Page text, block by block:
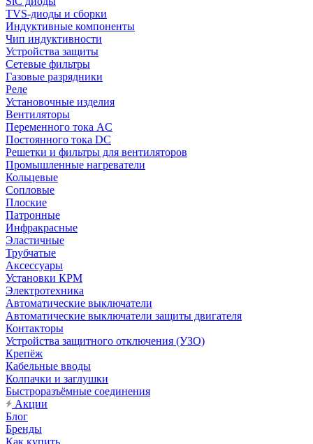
TVS-диоды и сборки
Индуктивные компоненты
Чип индуктивности
Устройства защиты
Сетевые фильтры
Газовые разрядники
Реле
Установочные изделия
Вентиляторы
Переменного тока AC
Постоянного тока DC
Решетки и фильтры для вентиляторов
Промышленные нагреватели
Кольцевые
Сопловые
Плоские
Патронные
Инфракрасные
Эластичные
Трубчатые
Аксессуары
Установки КРМ
Электротехника
Автоматические выключатели
Автоматические выключатели защиты двигателя
Контакторы
Устройства защитного отключения (УЗО)
Крепёж
Кабельные вводы
Колпачки и заглушки
Быстроразъёмные соединения
Акции
Блог
Бренды
Как купить